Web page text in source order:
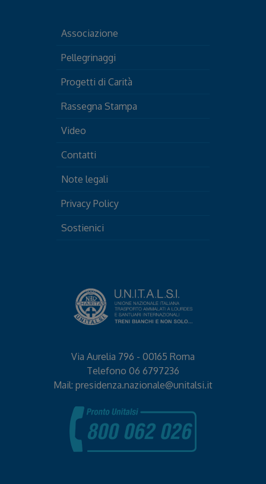
Associazione
Pellegrinaggi
Progetti di Carità
Rassegna Stampa
Video
Contatti
Note legali
Privacy Policy
Sostienici
Via Aurelia 796 - 00165 Roma
Telefono 06 6797236
Mail: presidenza.nazionale@unitalsi.it